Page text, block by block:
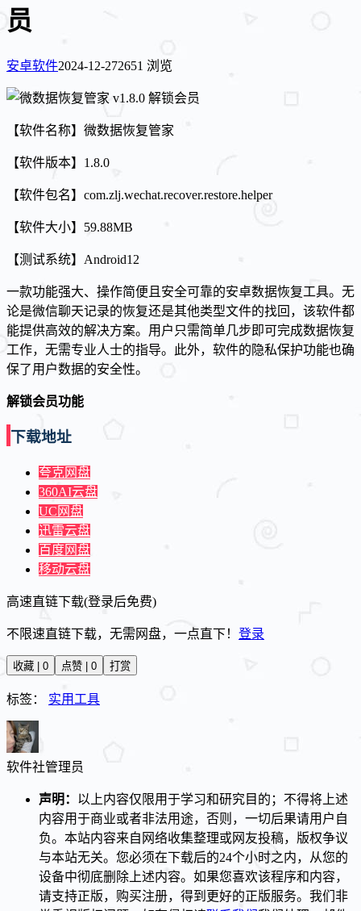
员
安卓软件2024-12-272651 浏览
【软件名称】微数据恢复管家
【软件版本】1.8.0
【软件包名】com.zlj.wechat.recover.restore.helper
【软件大小】59.88MB
【测试系统】Android12
一款功能强大、操作简便且安全可靠的安卓数据恢复工具。无
论是微信聊天记录的恢复还是其他类型文件的找回，该软件都
能提供高效的解决方案。用户只需简单几步即可完成数据恢复
工作，无需专业人士的指导。此外，软件的隐私保护功能也确
保了用户数据的安全性。
解锁会员功能
下载地址
夸克网盘
360AI云盘
UC网盘
迅雷云盘
百度网盘
移动云盘
高速直链下载(登录后免费)
不限速直链下载，无需网盘，一点直下！ 登录
收藏 | 0 点赞 | 0 打赏
标签： 实用工具
软件社管理员
声明： 以上内容仅限用于学习和研究目的；不得将上述
内容用于商业或者非法用途，否则，一切后果请用户自
负。本站内容来自网络收集整理或网友投稿，版权争议
与本站无关。您必须在下载后的24个小时之内，从您的
设备中彻底删除上述内容。如果您喜欢该程序和内容，
请支持正版，购买注册，得到更好的正版服务。我们非